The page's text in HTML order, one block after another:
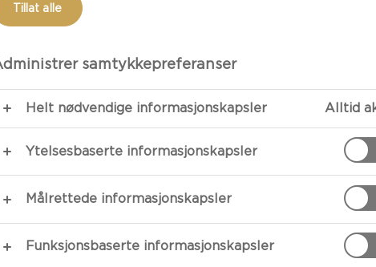
Slik Lager Du
Bland
du har det.
Tillat alle
samtykkepreferanser
Helt nødvendige informasjonskapsler Alltid
Ytelsesbaserte informasjonskapsler
Målrettede informasjonskapsler
Funksjonsbaserte informasjonskapsler